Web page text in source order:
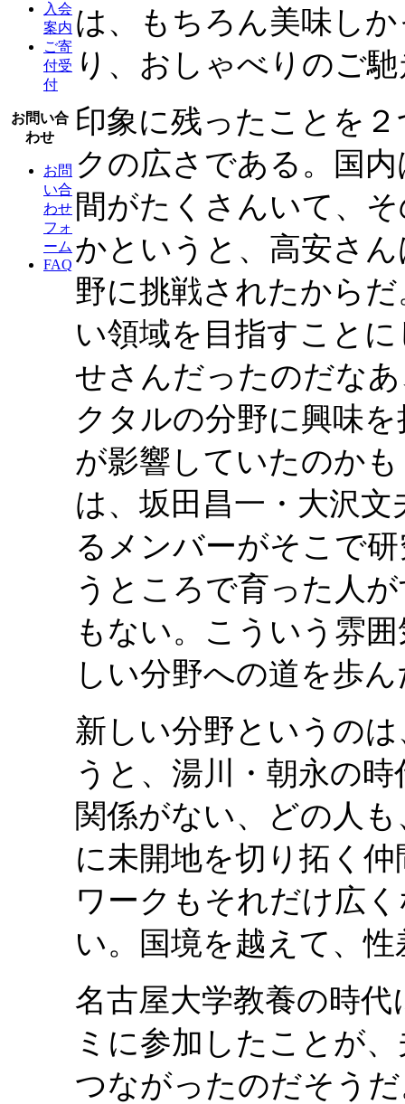
入会
案内
ご寄
付受
付
お問い合
わせ
お問
い合
わせ
フォ
ーム
FAQ
は、もちろん美味し
り、おしゃべりのご
印象に残ったことを
クの広さである。国
間がたくさんいて、
かというと、高安さ
野に挑戦されたから
い領域を目指すこと
せさんだったのだな
クタルの分野に興味
が影響していたのか
は、坂田昌一・大沢
るメンバーがそこで
うところで育った人
もない。こういう雰
しい分野への道を歩
新しい分野というの
うと、湯川・朝永の
関係がない、どの人
に未開地を切り拓く
ワークもそれだけ広
い。国境を越えて、
名古屋大学教養の時
ミに参加したことが
つながったのだそう